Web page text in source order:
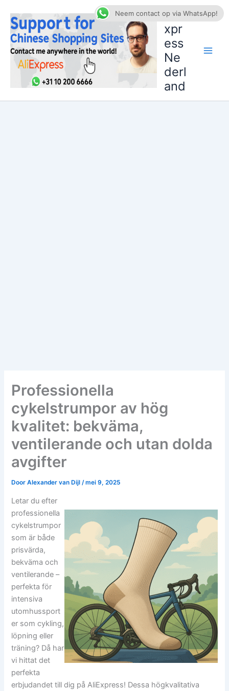
naar
inhoud
AliE
xpr
ess
Ne
derl
and
Professionella
cykelstrumpor av hög
kvalitet: bekväma,
ventilerande och utan dolda
avgifter
DoorAlexander van Dijl/mei 9, 2025
Letar du efter
professionella
cykelstrumpor
som är både
prisvärda,
bekväma och
ventilerande –
perfekta för
intensiva
utomhussport
er som cykling,
löpning eller
träning? Då har
vi hittat det
perfekta
erbjudandet till dig på AliExpress! Dessa högkvalitativa
Neem contact op via WhatsApp!